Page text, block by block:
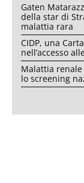
Gaten
della star di
malattia rara
CIDP, una
nell’accesso
Malattia
lo screening